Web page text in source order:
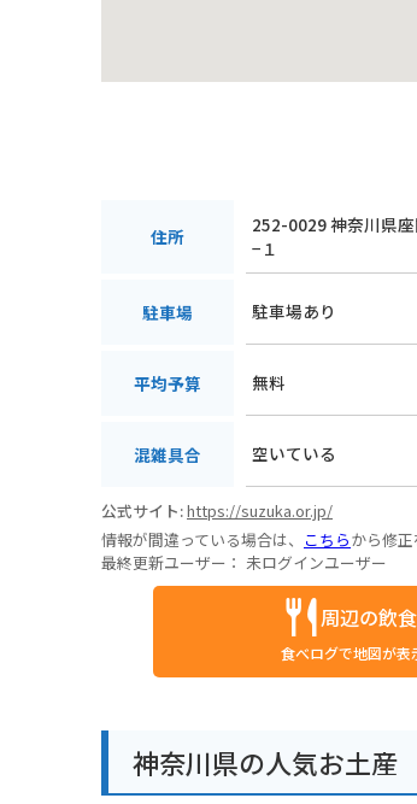
住所
252-0029 神奈川県
−１
駐車場 駐車場あり
平均予算 無料
混雑具合 空いている
公式サイト:https://suzuka.or.jp/
情報が間違っている場合は、 こちらから修正
最終更新ユーザー： 未ログインユーザー
周辺の飲
食べログで地図が表
神奈川県の人気お土産